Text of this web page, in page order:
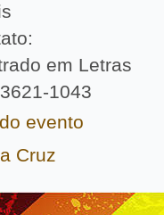
em Letras
1043
evento
Cruz